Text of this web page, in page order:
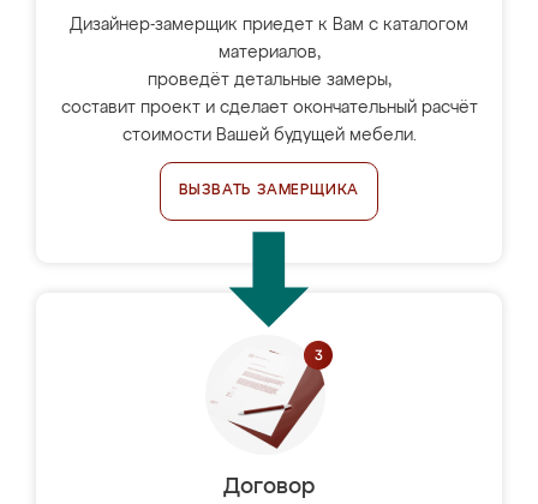
Дизайнер-замерщик приедет к Вам с каталогом
материалов,
проведёт детальные замеры,
составит проект и сделает окончательный расчёт
стоимости Вашей будущей мебели.
ВЫЗВАТЬ ЗАМЕРЩИКА
Договор